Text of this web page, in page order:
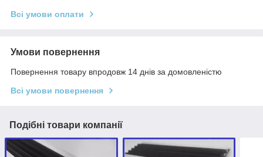
Всі умови оплати
Умови повернення
Повернення товару впродовж 14 днів за домовленістю
Всі умови повернення
Подібні товари компанії